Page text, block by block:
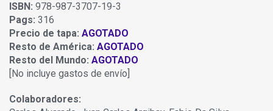
ISBN: 978-987-3707-19-3
Pags: 316
Precio de tapa: AGOTADO
Resto de América: AGOTADO
Resto del Mundo: AGOTADO
[No incluye gastos de envío]
Colaboradores: